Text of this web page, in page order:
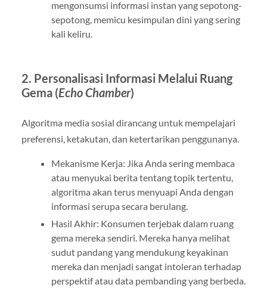
mengonsumsi informasi instan yang sepotong-
sepotong, memicu kesimpulan dini yang sering
kali keliru.
2. Personalisasi Informasi Melalui Ruang
Gema (Echo Chamber)
Algoritma media sosial dirancang untuk mempelajari
preferensi, ketakutan, dan ketertarikan penggunanya.
Mekanisme Kerja: Jika Anda sering membaca
atau menyukai berita tentang topik tertentu,
algoritma akan terus menyuapi Anda dengan
informasi serupa secara berulang.
Hasil Akhir: Konsumen terjebak dalam ruang
gema mereka sendiri. Mereka hanya melihat
sudut pandang yang mendukung keyakinan
mereka dan menjadi sangat intoleran terhadap
perspektif atau data pembanding yang berbeda.